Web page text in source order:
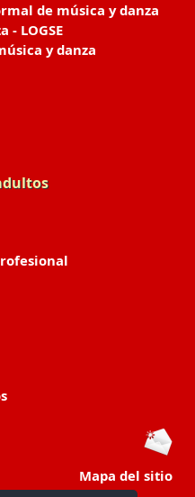
de música y danza
- LOGSE
y danza
Mapa del sitio